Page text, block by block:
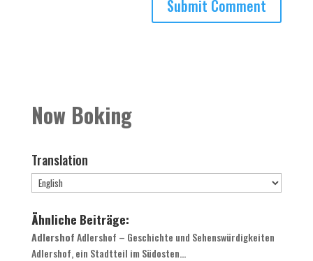
Now Boking
Translation
Ähnliche Beiträge:
AdlershofAdlershof – Geschichte und Sehenswürdigkeiten
Adlershof, ein Stadtteil im Südosten...